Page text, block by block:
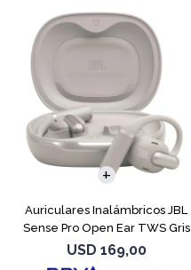
Auriculares Inalámbricos JBL
Sense Pro Open Ear TWS Gris
USD 169,00